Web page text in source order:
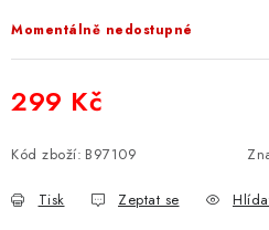
Momentálně nedostupné
299 Kč
Kód zboží: B97109
Tisk Zeptat se